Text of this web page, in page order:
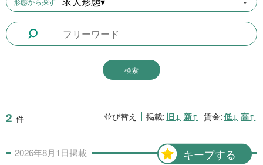
雇用期間から探す
1日間
20日間 4件
2 件 並び替え 掲載: 旧↓ 新↑ 賃金:低↓ 高↑
キープする
2026年8月1日掲載